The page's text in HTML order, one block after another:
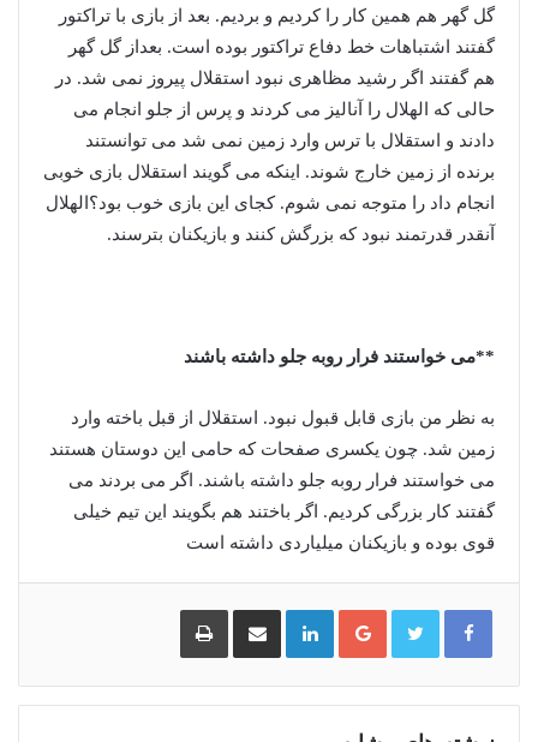
گل گهر هم همین کار را کردیم و بردیم. بعد از بازی با تراکتور
گفتند اشتباهات خط دفاع تراکتور بوده است. بعداز گل گهر
هم گفتند اگر رشید مظاهری نبود استقلال پیروز نمی شد. در
حالی که الهلال را آنالیز می کردند و پرس از جلو انجام می
دادند و استقلال با ترس وارد زمین نمی شد می توانستند
برنده از زمین خارج شوند. اینکه می گویند استقلال بازی خوبی
انجام داد را متوجه نمی شوم. کجای این بازی خوب بود؟الهلال
آنقدر قدرتمند نبود که بزرگش کنند و بازیکنان بترسند.
**می خواستند فرار روبه جلو داشته باشند
به نظر من بازی قابل قبول نبود. استقلال از قبل باخته وارد
زمین شد. چون یکسری صفحات که حامی این دوستان هستند
می خواستند فرار روبه جلو داشته باشند. اگر می بردند می
گفتند کار بزرگی کردیم. اگر باختند هم بگویند این تیم خیلی
قوی بوده و بازیکنان میلیاردی داشته است
گوگل
پلاس
لینکدین اشتراک
گذاری
ایمیل
چاپ